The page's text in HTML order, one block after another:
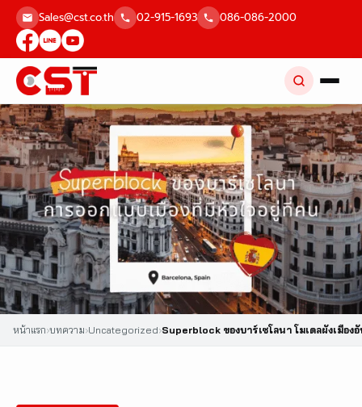
Skip
content
Sales@cst.co.th 02-915-1693 086-086-2000
หน้าแรก›บทความ›Uncategorized›Superblock ของบาร์เซโลนา โมเดลผังเมือ